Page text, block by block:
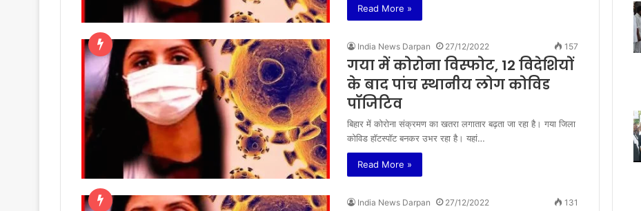
Read More »
India News Darpan 27/12/2022 157
गया में कोरोना विस्फोट, 12 विदेशियों
के बाद पांच स्थानीय लोग कोविड
पॉजिटिव
बिहार में कोरोना संक्रमण का खतरा लगातार बढ़ता जा रहा है। गया जिला
कोविड हॉटस्पॉट बनकर उभर रहा है। यहां…
Read More »
India News Darpan 27/12/2022 131